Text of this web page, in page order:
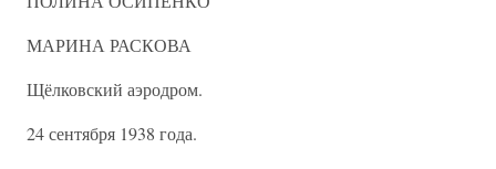
МАРИНА РАСКОВА
Щёлковский аэродром.
24 сентября 1938 года.